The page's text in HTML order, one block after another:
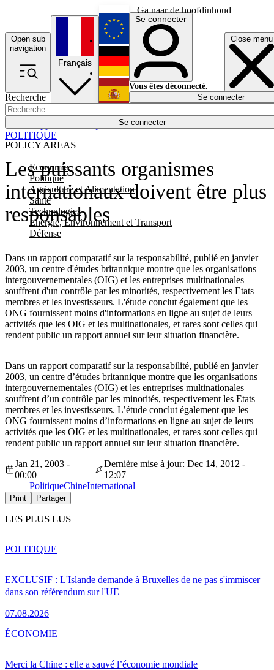
Ga naar de hoofdinhoud
Open sub
navigation
Close menu
Recherche
Se connecter
POLICY AREAS
Economie
Politique
Agriculture et Alimentation
Santé
Technologies
Energie, Environnement et Transport
Défense
Économie
Français
English
Deutsch
Español
Se connecter
Vous êtes déconnecté.
Se connecter
Les puissants organismes
internationaux doivent être plus
responsables
Dans un rapport comparatif sur la responsabilité, publié en janvier
2003, un centre d'études britannique montre que les organisations
intergouvernementales (OIG) et les entreprises multinationales
souffrent d'un contrôle par les minorités, respectivement les Etats
membres et les investisseurs. L'étude conclut également que les
ONG fournissent moins d'informations en ligne au sujet de leurs
activités que les OIG et les multinationales, et rares sont celles qui
rendent public un rapport annuel sur leur situation financière.
POLITIQUE
Dans un rapport comparatif sur la responsabilité, publié en janvier
2003, un centre d’études britannique montre que les organisations
intergouvernementales (OIG) et les entreprises multinationales
souffrent d’un contrôle par les minorités, respectivement les Etats
membres et les investisseurs. L’étude conclut également que les
ONG fournissent moins d’informations en ligne au sujet de leurs
activités que les OIG et les multinationales, et rares sont celles qui
rendent public un rapport annuel sur leur situation financière.
Jan 21, 2003 -
00:00
Dernière mise à jour: Dec 14, 2012 -
12:07
PolitiqueChineInternational
Print Partager
LES PLUS LUS
EXCLUSIF : L'Islande demande à Bruxelles de ne pas s'immiscer
dans son référendum sur l'UE
07.08.2026
POLITIQUE
Merci la Chine : elle a sauvé l’économie mondiale
ÉCONOMIE